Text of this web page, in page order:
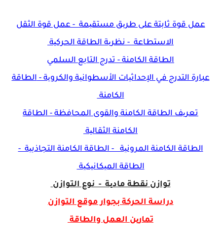
عمل قوة ثابتة على طریق مستقیمة - عمل قوة الثقل
الاستطاعة - نظریة الطاقة الحركیة
الطاقة الكامنة - تدرج التابع السلمي
عبارة التدرج في الإحداثیات الأسطوانیة والكرویة -الطاقة
الكامنة
تعریف الطاقة الكامنة والقوى المحافظة -الطاقة
الكامنة الثقالیة
الطاقة الكامنة المرونیة - الطاقة الكامنة التجاذبیة -
الطاقة المیكانیكیة
توازن نقطة مادیة - نوع التوازن
دراسة الحركة بجوار موقع التوازن
تمارین العمل والطاقة